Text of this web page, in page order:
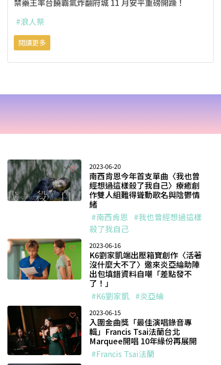
禁藥王率台饒霸氣炸翻府城 11 月安平重磅開躁！
#浪人祭
閱讀更多
2023-06-20
南西肯恩今年首支單曲〈我也曾
經想過這樣殺了我自己〉療癒創
作雙人組難得聳動歌名與陰鬱情
緒
#南西肯恩 #我也曾經想過這樣
殺了我自己
2023-06-16
K6劉家凱端出壓箱寶創作〈活著
沒什麼大不了〉邀來炎亞綸助陣
出包填錯資料自嘲「差點發不
了！」
#K6劉家凱 #炎亞綸
2023-06-15
入圍金曲獎「最佳演唱錄音專
輯」Francis Tsai法蘭台北
Marquee開唱 10年緣份再展開
#Francis Tsai法蘭